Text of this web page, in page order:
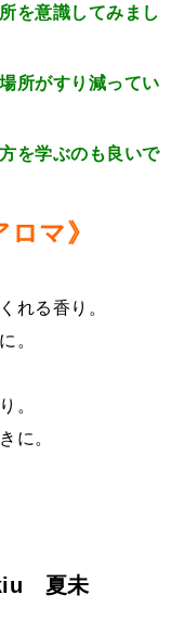
を意識してみまし
所がすり減ってい
を学ぶのも良いで
マ》
れる香り。
。
。
に。
夏未